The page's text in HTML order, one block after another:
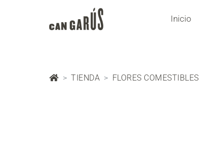
Inicio
TIENDA FLORES COMESTIBLES